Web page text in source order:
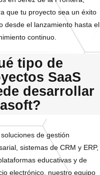
que tu proyecto sea un éxito
desde el lanzamiento hasta el
continuo.
tipo de
SaaS
desarrollar
de gestión
sistemas de CRM y ERP,
educativas y de
electrónico, nuestro equipo